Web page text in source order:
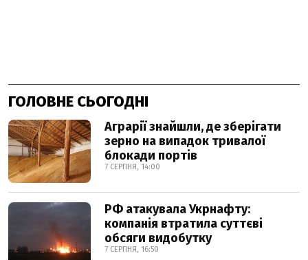
ГОЛОВНЕ СЬОГОДНІ
Аграрії знайшли, де зберігати
зерно на випадок тривалої
блокади портів
7 СЕРПНЯ, 14:00
РФ атакувала Укрнафту:
компанія втратила суттєві
обсяги видобутку
7 СЕРПНЯ, 16:50